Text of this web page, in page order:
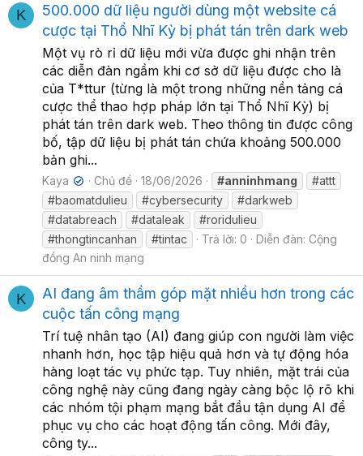
K
500.000 dữ liệu người dùng một website cá
cược tại Thổ Nhĩ Kỳ bị phát tán trên dark web
Một vụ rò rỉ dữ liệu mới vừa được ghi nhận trên
các diễn đàn ngầm khi cơ sở dữ liệu được cho là
của T*ttur (từng là một trong những nền tảng cá
cược thể thao hợp pháp lớn tại Thổ Nhĩ Kỳ) bị
phát tán trên dark web. Theo thông tin được công
bố, tập dữ liệu bị phát tán chứa khoảng 500.000
bản ghi...
Kaya ✔ Chủ đề 18/06/2026 #anninhmang
#attt
#baomatdulieu
#cybersecurity
#darkweb
#databreach
#dataleak
#roridulieu
#thongtincanhan
#tintac Trả lời: 0 Diễn đàn: Cộng
đồng An ninh mạng
K
AI đang âm thầm góp mặt nhiều hơn trong các
cuộc tấn công mạng
Trí tuệ nhân tạo (AI) đang giúp con người làm việc
nhanh hơn, học tập hiệu quả hơn và tự động hóa
hàng loạt tác vụ phức tạp. Tuy nhiên, mặt trái của
công nghệ này cũng đang ngày càng bộc lộ rõ khi
các nhóm tội phạm mạng bắt đầu tận dụng AI để
phục vụ cho các hoạt động tấn công. Mới đây,
công ty...